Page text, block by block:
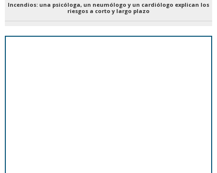
Incendios: una psicóloga, un neumólogo y un cardiólogo explican los
riesgos a corto y largo plazo